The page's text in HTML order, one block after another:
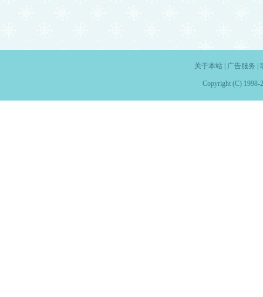
关于本站| 广告服务
Copyright (C) 1998-